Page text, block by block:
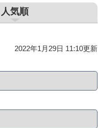
人気順
2022年1月29日 11:10更新